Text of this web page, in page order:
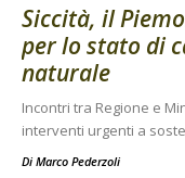
Siccità, il
per lo stato di
naturale
Incontri tra Regione e
interventi urgenti a
Di Marco Pederzoli